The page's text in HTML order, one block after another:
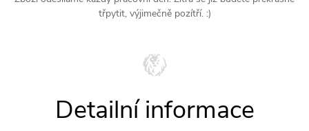
třpytit, výjimečně pozítří. :)